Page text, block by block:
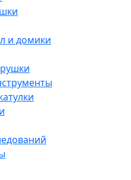
и домики